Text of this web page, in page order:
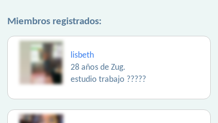
Miembros registrados:
lisbeth
28 años de Zug.
estudio trabajo ?????